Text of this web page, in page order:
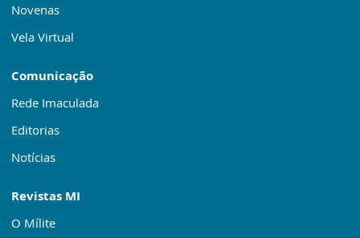
Novenas
Vela Virtual
Comunicação
Rede Imaculada
Editorias
Notícias
Revistas MI
O Mílite